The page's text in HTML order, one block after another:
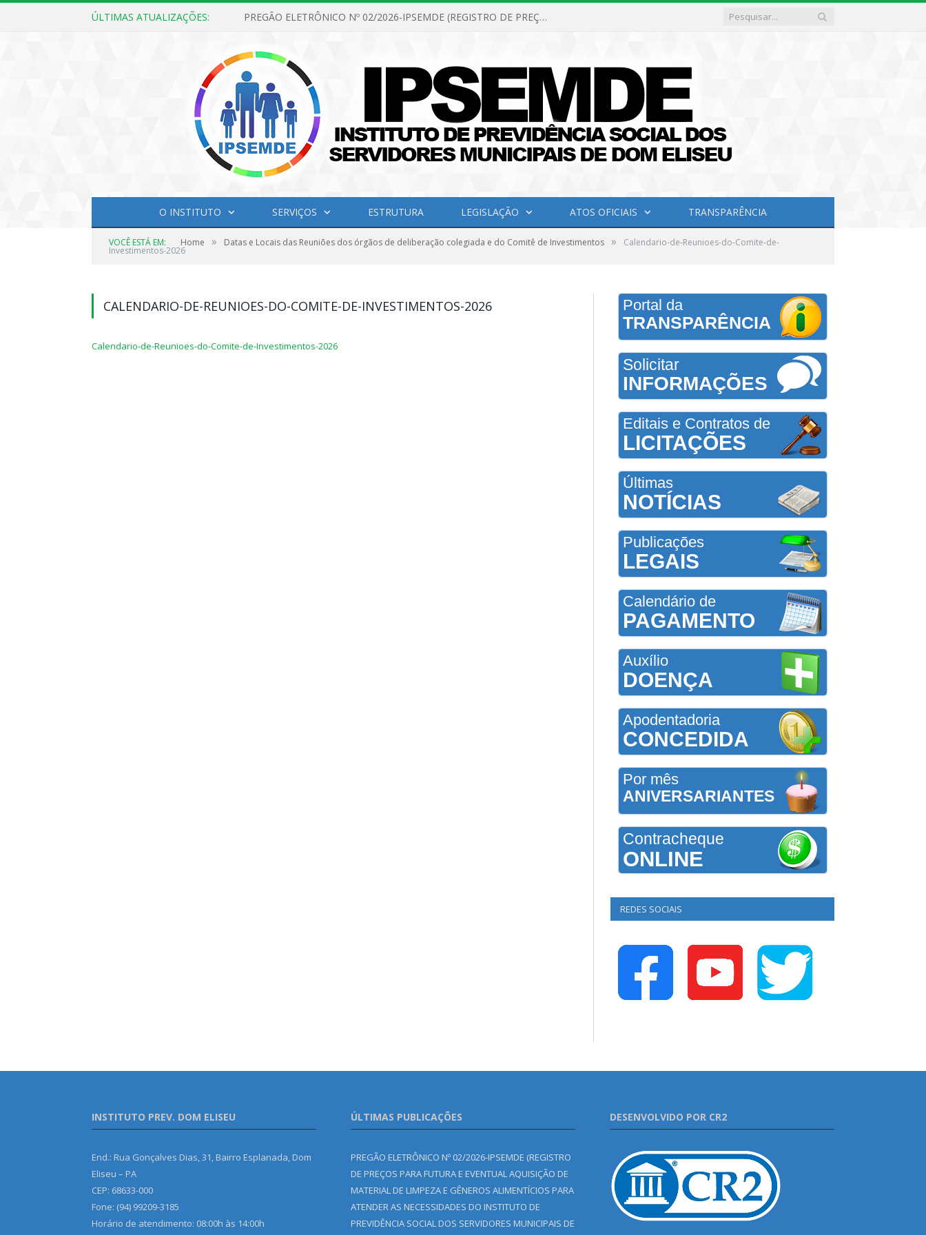
ÚLTIMAS ATUALIZAÇÕES: PREGÃO ELETRÔNICO Nº 02/2026-IPSEMDE (REGISTRO DE PREÇOS PARA FUTURA E EVENTUAL AQUISIÇÃO DE MATERIAL DE LIMPEZA E GÊNEROS ALIMENTÍCIOS PARA ATENDER AS NECESSIDADES DO INSTITUTO DE PREVIDÊNCIA SOCIAL DOS SERVIDORES MUNICIPAIS DE DOM ELISEU.)
O INSTITUTO SERVIÇOS ESTRUTURA LEGISLAÇÃO ATOS OFICIAIS TRANSPARÊNCIA
VOCÊ ESTÁ EM: Home » Datas e Locais das Reuniões dos órgãos de deliberação colegiada e do Comitê de Investimentos » Calendario-de-Reunioes-do-Comite-de-
Investimentos-2026
CALENDARIO-DE-REUNIOES-DO-COMITE-DE-INVESTIMENTOS-2026
Calendario-de-Reunioes-do-Comite-de-Investimentos-2026
Portal da
TRANSPARÊNCIA
Solicitar
INFORMAÇÕES
Editais e Contratos de
LICITAÇÕES
Últimas
NOTÍCIAS
Publicações
LEGAIS
Calendário de
PAGAMENTO
Auxílio
DOENÇA
Apodentadoria
CONCEDIDA
Por mês
ANIVERSARIANTES
Contracheque
ONLINE
REDES SOCIAIS
INSTITUTO PREV. DOM ELISEU
End.: Rua Gonçalves Dias, 31, Bairro Esplanada, Dom
Eliseu – PA
CEP: 68633-000
Fone: (94) 99209-3185
Horário de atendimento: 08:00h às 14:00h
ÚLTIMAS PUBLICAÇÕES
PREGÃO ELETRÔNICO Nº 02/2026-IPSEMDE (REGISTRO
DE PREÇOS PARA FUTURA E EVENTUAL AQUISIÇÃO DE
MATERIAL DE LIMPEZA E GÊNEROS ALIMENTÍCIOS PARA
ATENDER AS NECESSIDADES DO INSTITUTO DE
PREVIDÊNCIA SOCIAL DOS SERVIDORES MUNICIPAIS DE
DESENVOLVIDO POR CR2